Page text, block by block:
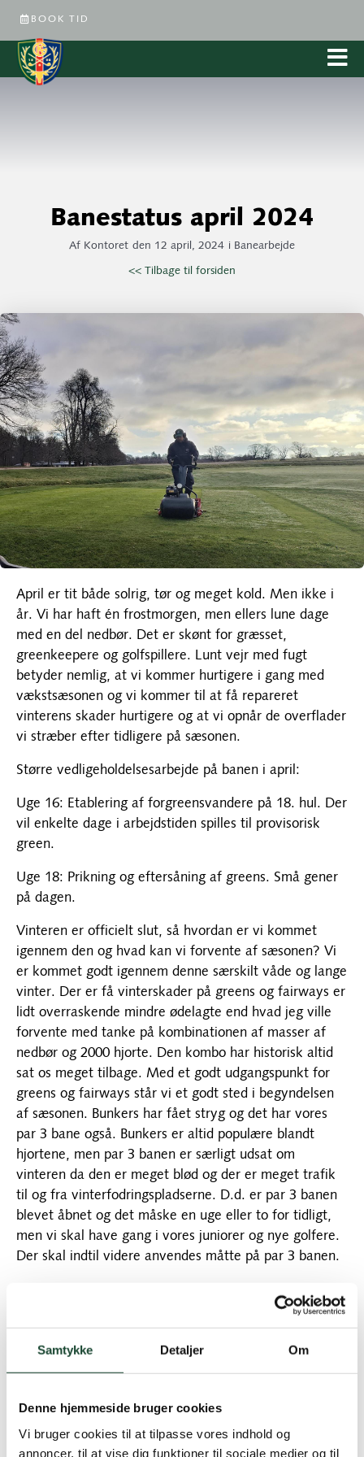
Samtykke Detaljer Om
Denne hjemmeside bruger cookies
Vi bruger cookies til at tilpasse vores indhold og
annoncer, til at vise dig funktioner til sociale medier og til
BOOK TID
Banestatus april 2024
Af Kontoret den 12 april, 2024 i Banearbejde
<< Tilbage til forsiden
April er tit både solrig, tør og meget kold. Men ikke i
år. Vi har haft én frostmorgen, men ellers lune dage
med en del nedbør. Det er skønt for græsset,
greenkeepere og golfspillere. Lunt vejr med fugt
betyder nemlig, at vi kommer hurtigere i gang med
vækstsæsonen og vi kommer til at få repareret
vinterens skader hurtigere og at vi opnår de overflader
vi stræber efter tidligere på sæsonen.
Større vedligeholdelsesarbejde på banen i april:
Uge 16: Etablering af forgreensvandere på 18. hul. Der
vil enkelte dage i arbejdstiden spilles til provisorisk
green.
Uge 18: Prikning og eftersåning af greens. Små gener
på dagen.
Vinteren er officielt slut, så hvordan er vi kommet
igennem den og hvad kan vi forvente af sæsonen? Vi
er kommet godt igennem denne særskilt våde og lange
vinter. Der er få vinterskader på greens og fairways er
lidt overraskende mindre ødelagte end hvad jeg ville
forvente med tanke på kombinationen af masser af
nedbør og 2000 hjorte. Den kombo har historisk altid
sat os meget tilbage. Med et godt udgangspunkt for
greens og fairways står vi et godt sted i begyndelsen
af sæsonen. Bunkers har fået stryg og det har vores
par 3 bane også. Bunkers er altid populære blandt
hjortene, men par 3 banen er særligt udsat om
vinteren da den er meget blød og der er meget trafik
til og fra vinterfodringspladserne. D.d. er par 3 banen
blevet åbnet og det måske en uge eller to for tidligt,
men vi skal have gang i vores juniorer og nye golfere.
Der skal indtil videre anvendes måtte på par 3 banen.
kendetegnet ved to ratede baner. Formålet har været
at skåne de teesteder, der bliver meget slidt i løbet af
sæsonen og har været at korte bane lidt af når nu
bolden ikke flyver eller triller så langt. Jeg har ikke
jeres flittige og lydige brug af måtterne er der kun ros
til jer medlemmer fra greenkeeperne.